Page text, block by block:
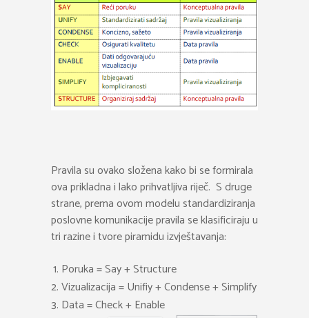
Pravila su ovako složena kako bi se formirala
ova prikladna i lako prihvatljiva riječ. S druge
strane, prema ovom modelu standardiziranja
poslovne komunikacije pravila se klasificiraju u
tri razine i tvore piramidu izvještavanja:
Poruka = Say + Structure
Vizualizacija = Unifiy + Condense + Simplify
Data = Check + Enable